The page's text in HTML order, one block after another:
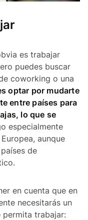
es trabajar
puedes buscar
coworking o una
optar por mudarte
entre países para
lo que se
especialmente
aunque
de
en cuenta que en
necesitarás un
permita trabajar: